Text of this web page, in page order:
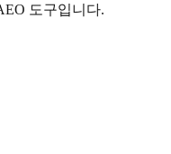
도구입니다.